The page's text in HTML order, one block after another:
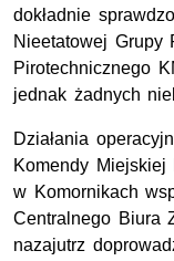
dokładnie
Nieetatowej Grupy
Pirotechnicznego
jednak żadnych
Działania
Komendy
w Komornikach
Centralnego Biura
nazajutrz